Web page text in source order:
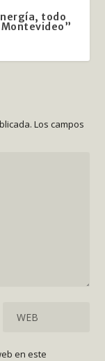
todo
Los campos
en este